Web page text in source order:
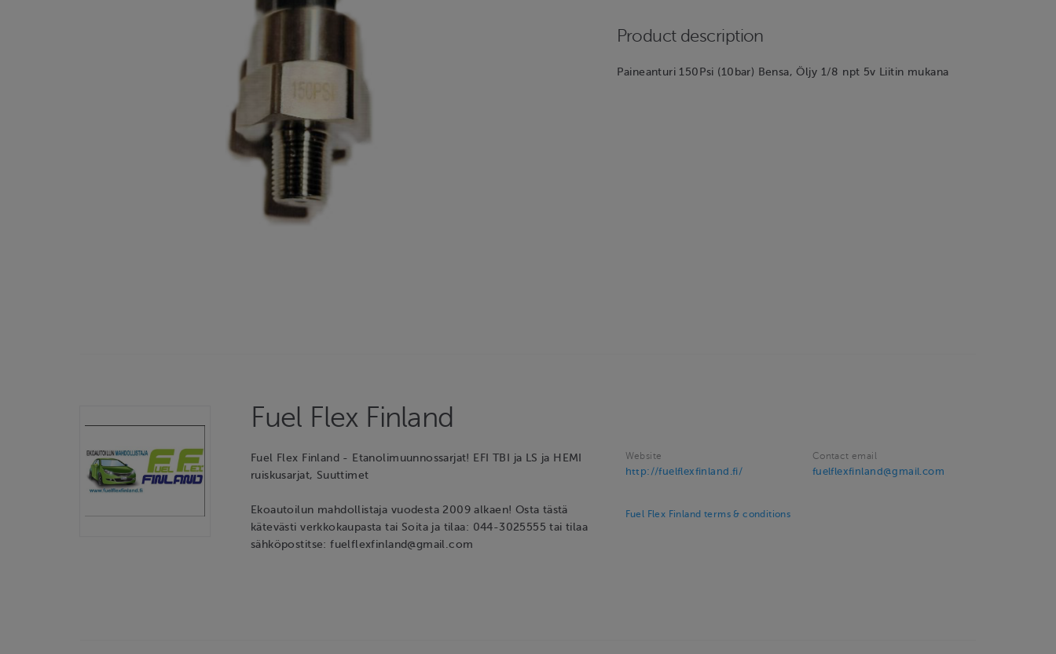
Product description
Paineanturi 150Psi (10bar) Bensa, Öljy 1/8 npt 5v Liitin mukana
Fuel Flex Finland
Fuel Flex Finland - Etanolimuunnossarjat! EFI TBI ja LS ja HEMI
ruiskusarjat, Suuttimet
Ekoautoilun mahdollistaja vuodesta 2009 alkaen! Osta tästä
kätevästi verkkokaupasta tai Soita ja tilaa: 044-3025555 tai tilaa
sähköpostitse: fuelflexfinland@gmail.com
Website
http://fuelflexfinland.fi/
Contact email
fuelflexfinland@gmail.com
Fuel Flex Finland terms & conditions